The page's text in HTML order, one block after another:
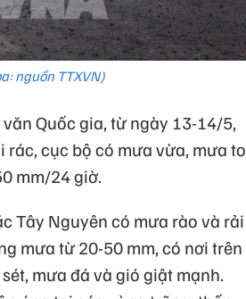
nguồn TTXVN)
Quốc gia, từ ngày 13-14/5,
cục bộ có mưa vừa, mưa to
mm/24 giờ.
Tây Nguyên có mưa rào và rải
mưa từ 20-50 mm, có nơi trên
mưa đá và gió giật mạnh.